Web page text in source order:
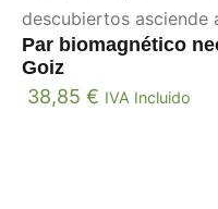
descubiertos asciende
Par biomagnético
Goiz
38,85 € IVA Incluido